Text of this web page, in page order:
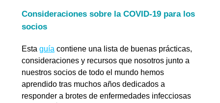
Consideraciones sobre la COVID-19 para los
socios
Esta guía contiene una lista de buenas prácticas,
consideraciones y recursos que nosotros junto a
nuestros socios de todo el mundo hemos
aprendido tras muchos años dedicados a
responder a brotes de enfermedades infecciosas